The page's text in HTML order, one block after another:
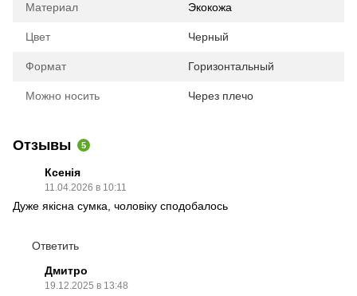
Материал Экокожа
Цвет Черный
Формат Горизонтальный
Можно носить Через плечо
Отзывы 5
Ксенія
11.04.2026 в 10:11
Дуже якісна сумка, чоловіку сподобалось
Ответить
Дмитро
19.12.2025 в 13:48